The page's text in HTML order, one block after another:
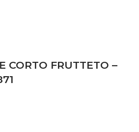
CORTO FRUTTETO –